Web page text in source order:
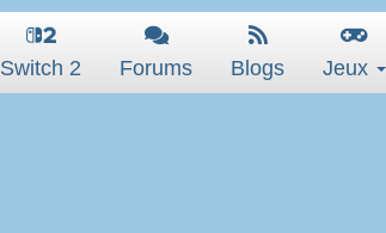
Switch 2 Forums Blogs Jeux